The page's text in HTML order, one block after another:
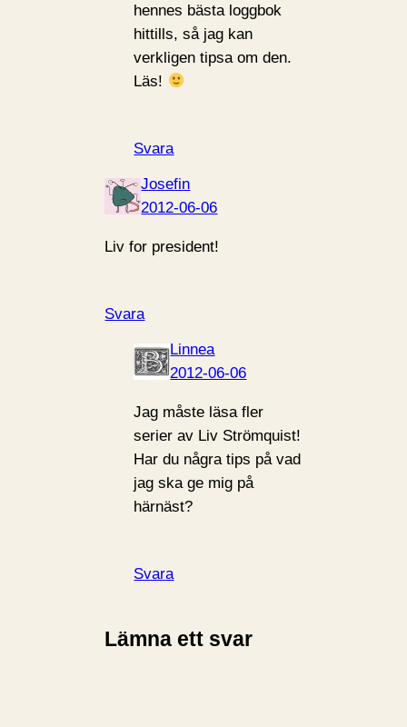
hennes bästa loggbok
hittills, så jag kan
verkligen tipsa om den.
Läs!
Svara
Josefin
2012-06-06
Liv for president!
Svara
Linnea
2012-06-06
Jag måste läsa fler
serier av Liv Strömquist!
Har du några tips på vad
jag ska ge mig på
härnäst?
Svara
Lämna ett svar